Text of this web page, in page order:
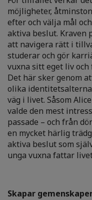
möjligheter,
efter och välja mål
aktiva beslut. Kraven
att navigera rätt i
studerar och gör
vuxna sitt eget liv
Det här sker genom
olika
väg i livet. Såsom
valde den mest
passade – och från
en mycket härlig
aktiva beslut som
unga vuxna fattar
Skapar